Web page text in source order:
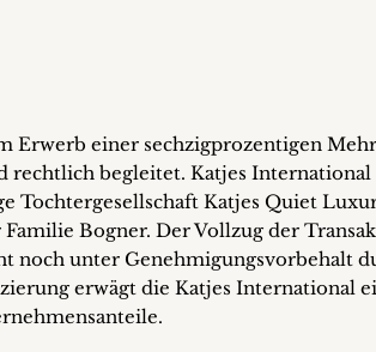
Erwerb einer sechzigprozentigen
rechtlich begleitet. Katjes
Tochtergesellschaft Katjes Quiet
Bogner. Der Vollzug der
noch unter Genehmigungsvorbehalt
erwägt die Katjes International